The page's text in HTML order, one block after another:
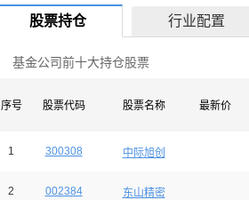
股票持仓 行业配置
基金公司前十大持仓股票
序号 股票代码 股票名称 最新价
1 300308 中际旭创
2 002384 东山精密